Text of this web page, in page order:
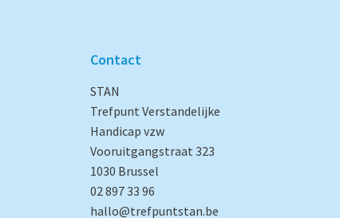
Contact
STAN
Trefpunt Verstandelijke
Handicap vzw
Vooruitgangstraat 323
1030 Brussel
02 897 33 96
hallo@trefpuntstan.be